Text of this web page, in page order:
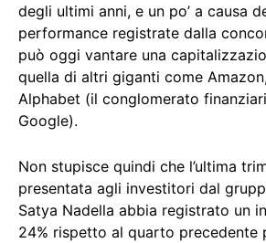
degli ultimi anni, e un po’ a causa
performance registrate dalla
può oggi vantare una
quella di altri giganti come
Alphabet (il conglomerato
Google).
Non stupisce quindi che l’ultima
presentata agli investitori dal
Satya Nadella abbia registrato un
24% rispetto al quarto precedente